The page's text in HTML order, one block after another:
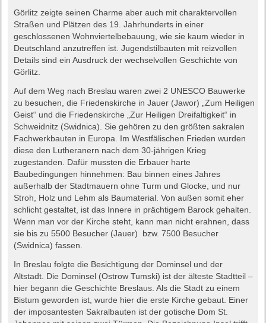
Görlitz zeigte seinen Charme aber auch mit charaktervollen
Straßen und Plätzen des 19. Jahrhunderts in einer
geschlossenen Wohnviertelbebauung, wie sie kaum wieder in
Deutschland anzutreffen ist. Jugendstilbauten mit reizvollen
Details sind ein Ausdruck der wechselvollen Geschichte von
Görlitz.
Auf dem Weg nach Breslau waren zwei 2 UNESCO Bauwerke
zu besuchen, die Friedenskirche in Jauer (Jawor) „Zum Heiligen
Geist“ und die Friedenskirche „Zur Heiligen Dreifaltigkeit“ in
Schweidnitz (Swidnica). Sie gehören zu den größten sakralen
Fachwerkbauten in Europa. Im Westfälischen Frieden wurden
diese den Lutheranern nach dem 30-jährigen Krieg
zugestanden. Dafür mussten die Erbauer harte
Baubedingungen hinnehmen: Bau binnen eines Jahres
außerhalb der Stadtmauern ohne Turm und Glocke, und nur
Stroh, Holz und Lehm als Baumaterial. Von außen somit eher
schlicht gestaltet, ist das Innere in prächtigem Barock gehalten.
Wenn man vor der Kirche steht, kann man nicht erahnen, dass
sie bis zu 5500 Besucher (Jauer) bzw. 7500 Besucher
(Swidnica) fassen.
In Breslau folgte die Besichtigung der Dominsel und der
Altstadt. Die Dominsel (Ostrow Tumski) ist der älteste Stadtteil –
hier begann die Geschichte Breslaus. Als die Stadt zu einem
Bistum geworden ist, wurde hier die erste Kirche gebaut. Einer
der imposantesten Sakralbauten ist der gotische Dom St.